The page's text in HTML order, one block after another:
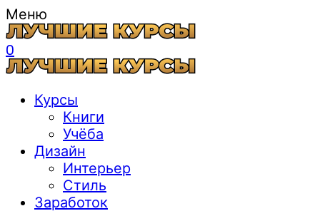
Меню
0
Курсы
Книги
Учёба
Дизайн
Интерьер
Стиль
Заработок